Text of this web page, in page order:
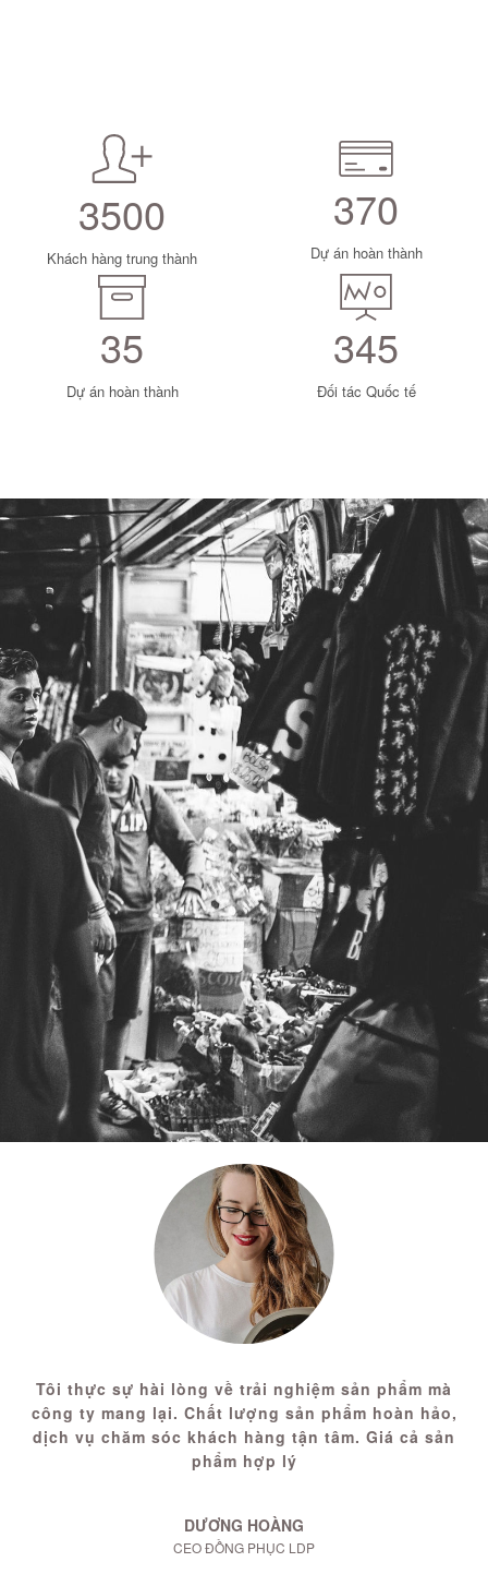
3500
Khách hàng trung thành
370
Dự án hoàn thành
35
Dự án hoàn thành
345
Đối tác Quốc tế
Tôi thực sự hài lòng về trải nghiệm sản phẩm mà
công ty mang lại. Chất lượng sản phẩm hoàn hảo,
dịch vụ chăm sóc khách hàng tận tâm. Giá cả sản
phẩm hợp lý
DƯƠNG HOÀNG
CEO ĐỒNG PHỤC LDP